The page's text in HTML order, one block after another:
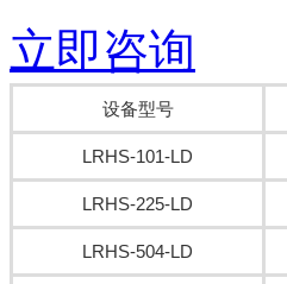
立即咨询
设备型号
LRHS-101-LD
LRHS-225-LD
LRHS-504-LD